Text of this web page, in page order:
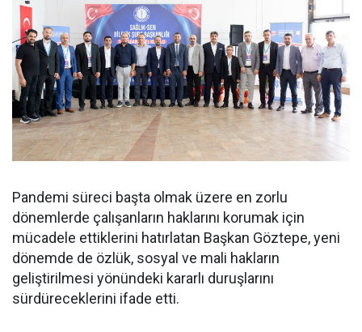
Pandemi süreci başta olmak üzere en zorlu
dönemlerde çalışanların haklarını korumak için
mücadele ettiklerini hatırlatan Başkan Göztepe, yeni
dönemde de özlük, sosyal ve mali hakların
geliştirilmesi yönündeki kararlı duruşlarını
sürdüreceklerini ifade etti.